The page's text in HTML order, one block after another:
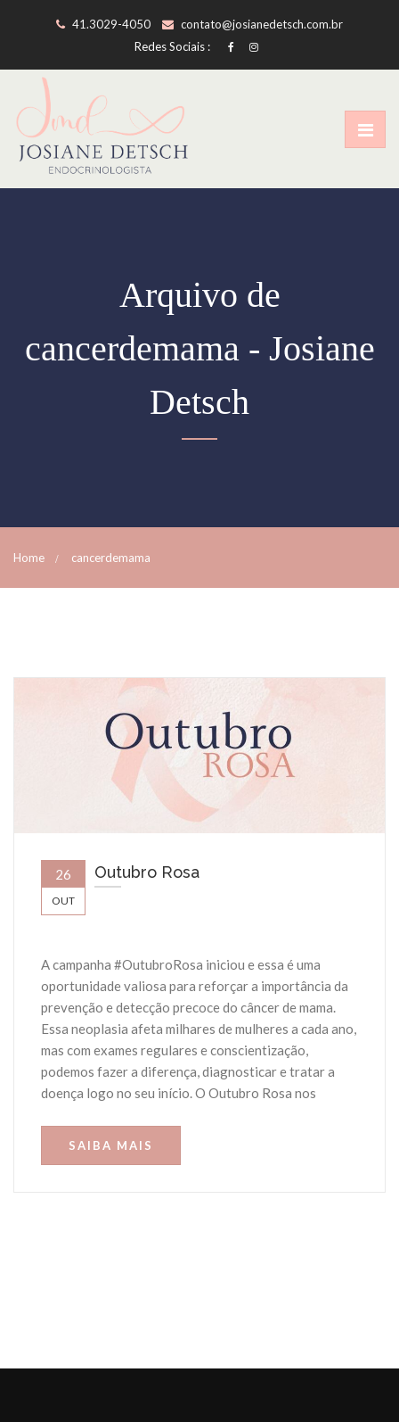
41.3029-4050
contato@josianedetsch.com.br
Redes Sociais :
Arquivo de
cancerdemama - Josiane
Detsch
Home cancerdemama
26
OUT
Outubro Rosa
A campanha #OutubroRosa iniciou e essa é uma
oportunidade valiosa para reforçar a importância da
prevenção e detecção precoce do câncer de mama.
Essa neoplasia afeta milhares de mulheres a cada ano,
mas com exames regulares e conscientização,
podemos fazer a diferença, diagnosticar e tratar a
doença logo no seu início. O Outubro Rosa nos
SAIBA MAIS